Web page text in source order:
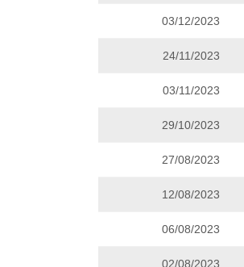
03/12/2023
24/11/2023
03/11/2023
29/10/2023
27/08/2023
12/08/2023
06/08/2023
02/08/2023